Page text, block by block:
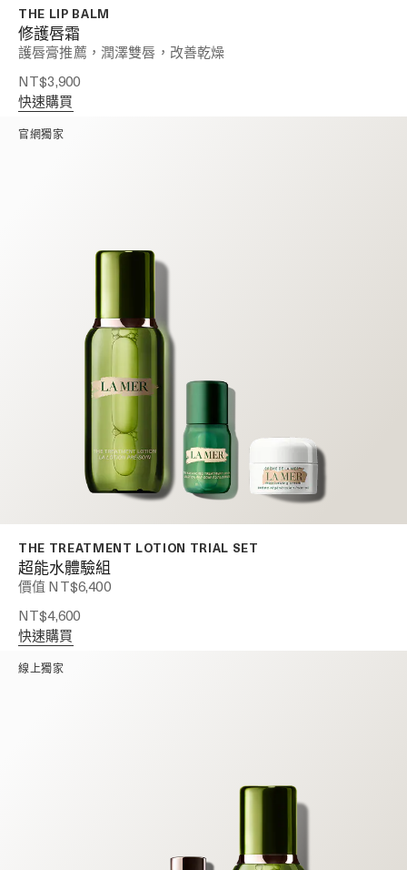
THE LIP BALM
修護唇霜
護唇膏推薦，潤澤雙唇，改善乾燥
NT$3,900
快速購買
官網獨家
THE TREATMENT LOTION TRIAL SET
超能水體驗組
價值 NT$6,400
NT$4,600
快速購買
線上獨家